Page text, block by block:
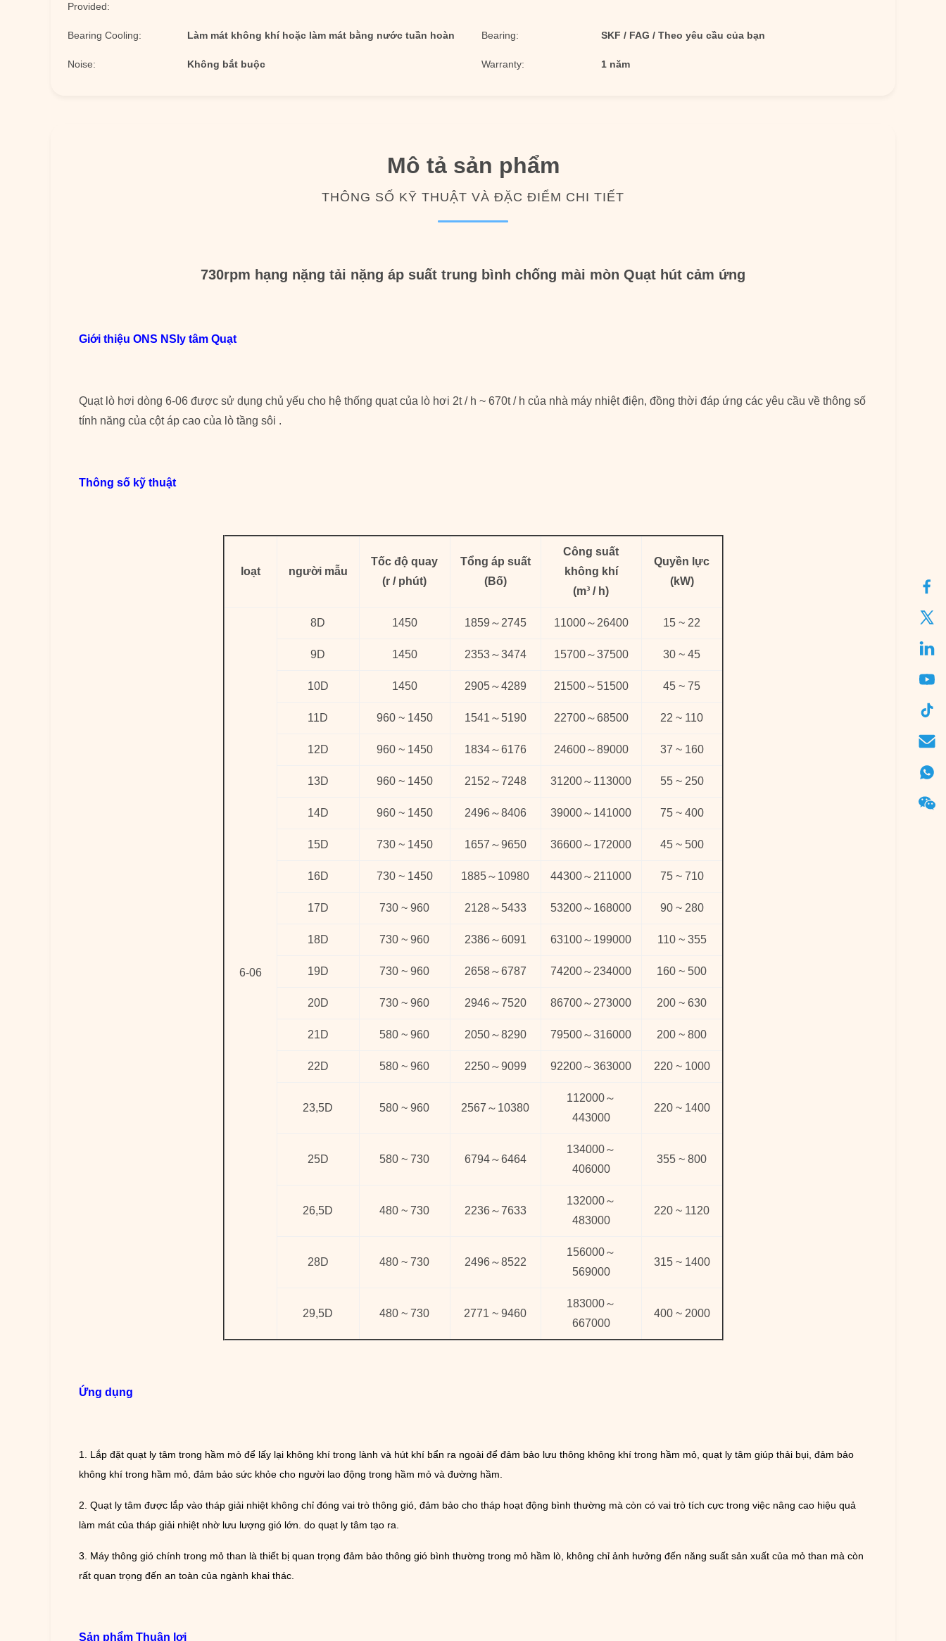
Provided:
Bearing Cooling: Làm mát không khí hoặc làm mát bằng nước tuần hoàn Bearing: SKF / FAG / Theo yêu cầu của bạn
Noise: Không bắt buộc Warranty: 1 năm
Mô tả sản phẩm
THÔNG SỐ KỸ THUẬT VÀ ĐẶC ĐIỂM CHI TIẾT
730rpm hạng nặng tải nặng áp suất trung bình chống mài mòn Quạt hút cảm ứng
Giới thiệu ONS NS ly tâm Quạt
Quạt lò hơi dòng 6-06 được sử dụng chủ yếu cho hệ thống quạt của lò hơi 2t / h ~ 670t / h của nhà máy nhiệt điện, đồng thời đáp ứng các yêu cầu về thông số
tính năng của cột áp cao của lò tầng sôi .
Thông số kỹ thuật
loạt người mẫu
Tốc độ quay
(r / phút)
Tổng áp suất
(Bố)
Công suất
không khí
(m³ / h)
Quyền lực
(kW)
6-06
8D 1450 1859 ～ 2745 11000～ 26400 15 ~ 22
9D 1450 2353～3474 15700～37500 30 ~ 45
10D 1450 2905～4289 21500～ 51500 45 ~ 75
11D 960 ~ 1450 1541 ～ 5190 22700～68500 22 ~ 110
12D 960 ~ 1450 1834～6176 24600～89000 37 ~ 160
13D 960 ~ 1450 2152 ～7248 31200～ 113000 55 ~ 250
14D 960 ~ 1450 2496～8406 39000～ 141000 75 ~ 400
15D 730 ~ 1450 1657 ～9650 36600～ 172000 45 ~ 500
16D 730 ~ 1450 1885～ 10980 44300～ 211000 75 ~ 710
17D 730 ~ 960 2128～ 5433 53200～ 168000 90 ~ 280
18D 730 ~ 960 2386～6091 63100～ 199000 110 ~ 355
19D 730 ~ 960 2658～6787 74200～ 234000 160 ~ 500
20D 730 ~ 960 2946～7520 86700～ 273000 200 ~ 630
21D 580 ~ 960 2050～8290 79500～316000 200 ~ 800
22D 580 ~ 960 2250～9099 92200～363000 220 ~ 1000
23,5D 580 ~ 960 2567 ～ 10380
112000～
443000
220 ~ 1400
25D 580 ~ 730 6794～6464
134000～
406000
355 ~ 800
26,5D 480 ~ 730 2236～7633
132000～
483000
220 ~ 1120
28D 480 ~ 730 2496～8522
156000～
569000
315 ~ 1400
29,5D 480 ~ 730 2771 ~ 9460
183000～
667000
400 ~ 2000
Ứng dụng
1. Lắp đặt quạt ly tâm trong hầm mỏ để lấy lại không khí trong lành và hút khí bẩn ra ngoài để đảm bảo lưu thông không khí trong hầm mỏ, quạt ly tâm giúp thải bụi, đảm bảo
không khí trong hầm mỏ, đảm bảo sức khỏe cho người lao động trong hầm mỏ và đường hầm.
2. Quạt ly tâm được lắp vào tháp giải nhiệt không chỉ đóng vai trò thông gió, đảm bảo cho tháp hoạt động bình thường mà còn có vai trò tích cực trong việc nâng cao hiệu quả
làm mát của tháp giải nhiệt nhờ lưu lượng gió lớn. do quạt ly tâm tạo ra.
3. Máy thông gió chính trong mỏ than là thiết bị quan trọng đảm bảo thông gió bình thường trong mỏ hầm lò, không chỉ ảnh hưởng đến năng suất sản xuất của mỏ than mà còn
rất quan trọng đến an toàn của ngành khai thác.
Sản phẩm Thuận lợi